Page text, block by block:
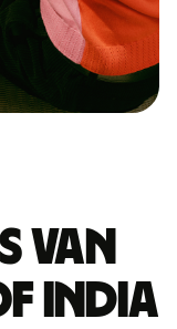
van
INDIA